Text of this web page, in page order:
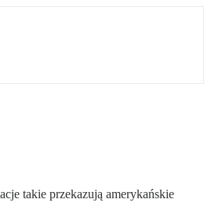
takie przekazują amerykańskie